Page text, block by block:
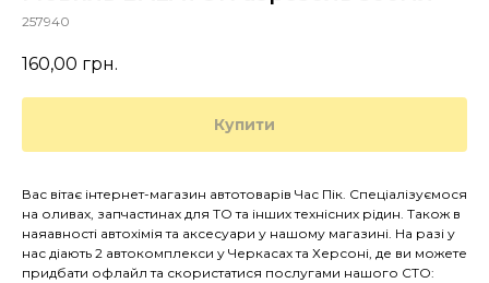
257940
160,00 грн.
Купити
Вас вітає інтернет-магазин автотоварів Час Пік. Спеціалізуємося
на оливах, запчастинах для ТО та інших технісних рідин. Також в
наяавності автохімія та аксесуари у нашому магазині. На разі у
нас діають 2 автокомплекси у Черкасах та Херсоні, де ви можете
придбати офлайл та скористатися послугами нашого СТО: